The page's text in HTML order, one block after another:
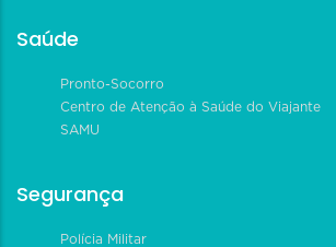
Saúde
Pronto-Socorro
Centro de Atenção à Saúde do Viajante
SAMU
Segurança
Polícia Militar